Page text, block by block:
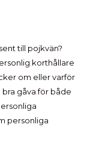
till pojkvän?
korthållare
om eller varför
bra gåva för både
personliga